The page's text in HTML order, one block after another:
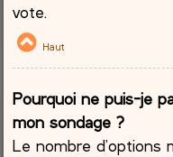
vote.
Haut
Pourquoi ne puis-je
mon sondage ?
Le nombre d’options